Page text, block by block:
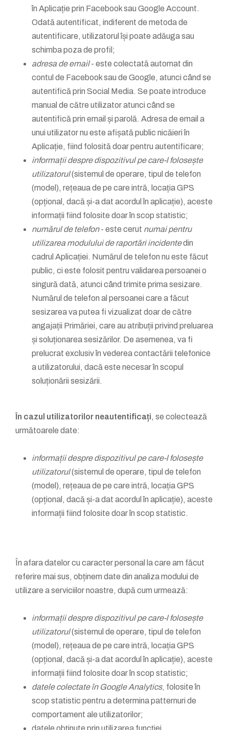
în Aplicație prin Facebook sau Google Account.
Odată autentificat, indiferent de metoda de
autentificare, utilizatorul își poate adăuga sau
schimba poza de profil;
adresa de email- este colectată automat din
contul de Facebook sau de Google, atunci când se
autentifică prin Social Media. Se poate introduce
manual de către utilizator atunci când se
autentifică prin email și parolă. Adresa de email a
unui utilizator nu este afișată public nicăieri în
Aplicație, fiind folosită doar pentru autentificare;
informații despre dispozitivul pe care-l folosește
utilizatorul(sistemul de operare, tipul de telefon
(model), rețeaua de pe care intră, locația GPS
(opțional, dacă și-a dat acordul în aplicație), aceste
informații fiind folosite doar în scop statistic;
numărul de telefon- este cerut numai pentru
utilizarea modulului de raportări incidentedin
cadrul Aplicației. Numărul de telefon nu este făcut
public, ci este folosit pentru validarea persoanei o
singură dată, atunci când trimite prima sesizare.
Numărul de telefon al persoanei care a făcut
sesizarea va putea fi vizualizat doar de către
angajații Primăriei, care au atribuții privind preluarea
și soluționarea sesizărilor. De asemenea, va fi
prelucrat exclusiv în vederea contactării telefonice
a utilizatorului, dacă este necesar în scopul
soluționării sesizării.
În cazul utilizatorilor neautentificați, se colectează
următoarele date:
informații despre dispozitivul pe care-l folosește
utilizatorul(sistemul de operare, tipul de telefon
(model), rețeaua de pe care intră, locația GPS
(opțional, dacă și-a dat acordul în aplicație), aceste
informații fiind folosite doar în scop statistic.
În afara datelor cu caracter personal la care am făcut
referire mai sus, obținem date din analiza modului de
utilizare a serviciilor noastre, după cum urmează:
informații despre dispozitivul pe care-l folosește
utilizatorul(sistemul de operare, tipul de telefon
(model), rețeaua de pe care intră, locația GPS
(opțional, dacă și-a dat acordul în aplicație), aceste
informații fiind folosite doar în scop statistic;
datele colectate în Google Analytics, folosite în
scop statistic pentru a determina patternuri de
comportament ale utilizatorilor;